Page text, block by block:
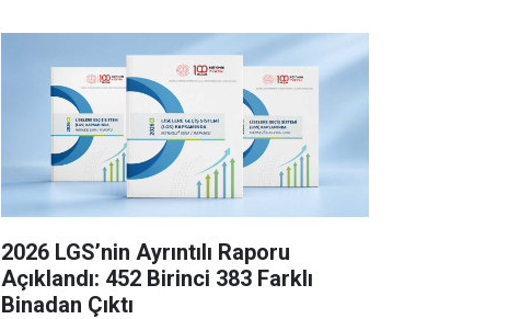
2026 LGS’nin Ayrıntılı Raporu
Açıklandı: 452 Birinci 383 Farklı
Binadan Çıktı